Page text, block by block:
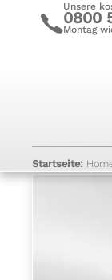
c
Unsere
0800
Montag
Startseite: